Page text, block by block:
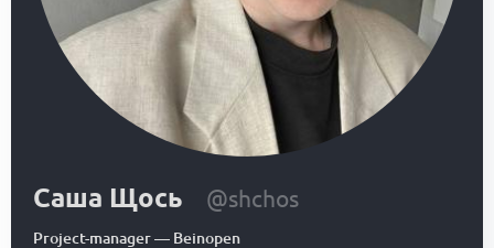
Саша Щось @shchos
Project-manager— Beinopen